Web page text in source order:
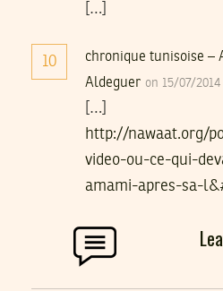
[…]
10
chronique tunisoise –
Aldeguer on 15/07/
[…]
http://nawaat.org/
video-ou-ce-qui-
amami-apres-sa-